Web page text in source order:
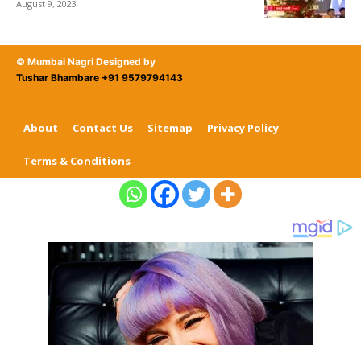
August 9, 2023
© Mumbai Nagri Designed by
Tushar Bhambare +91 9579794143
About Contact Us Sitemap Privacy Policy
Terms & Conditions